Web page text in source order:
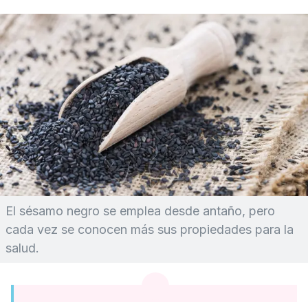
El sésamo negro se emplea desde antaño, pero
cada vez se conocen más sus propiedades para la
salud.